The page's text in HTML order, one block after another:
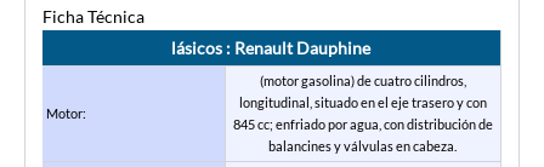
Ficha Técnica
lásicos : Renault Dauphine
Motor:
(motor gasolina) de cuatro cilindros,
longitudinal, situado en el eje trasero y con
845 cc; enfriado por agua, con distribución de
balancines y válvulas en cabeza.